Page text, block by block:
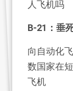
人飞机吗
B-21：垂
向自动化
数国家在
飞机